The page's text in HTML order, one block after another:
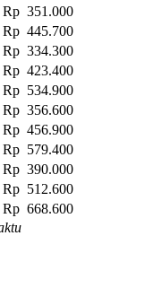
Rp 351.000
Rp 445.700
Rp 334.300
Rp 423.400
Rp 534.900
Rp 356.600
Rp 456.900
Rp 579.400
Rp 390.000
Rp 512.600
Rp 668.600